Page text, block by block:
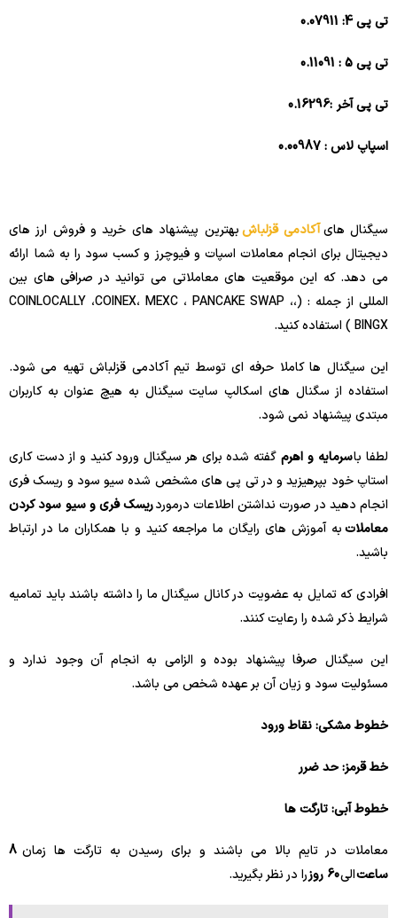
تی پی 4: 0.07911
تی پی 5 : 0.11091
تی پی آخر :0.16296
اسپاپ لاس : 0.00987
سیگنال هایآکادمی قزلباشبهترین پیشنهاد های خرید و فروش ارز های
دیجیتال برای انجام معاملات اسپات و فیوچرز و کسب سود را به شما ارائه
می دهد. که این موقعیت های معاملاتی می توانید در صرافی های بین
المللی از جمله : (،COINLOCALLY ،COINEX، MEXC ، PANCAKE SWAP ،
BINGX ) استفاده کنید.
این سیگنال ها کاملا حرفه ای توسط تیم آکادمی قزلباش تهیه می شود.
استفاده از سگنال های اسکالپ سایت سیگنال به هیچ عنوان به کاربران
مبتدی پیشنهاد نمی شود.
لطفا باسرمایه و اهرمگفته شده برای هر سیگنال ورود کنید و از دست کاری
استاپ خود بپرهیزید و در تی پی های مشخص شده سیو سود و ریسک فری
انجام دهید در صورت نداشتن اطلاعات درموردریسک فری و سیو سود کردن
معاملاتبه آموزش های رایگان ما مراجعه کنید و با همکاران ما در ارتباط
باشید.
افرادی که تمایل به عضویت در کانال سیگنال ما را داشته باشند باید تمامیه
شرایط ذکر شده را رعایت کنند.
این سیگنال صرفا پیشنهاد بوده و الزامی به انجام آن وجود ندارد و
مسئولیت سود و زیان آن بر عهده شخص می باشد.
خطوط مشکی: نقاط ورود
خط قرمز: حد ضرر
خطوط آبی: تارگت ها
معاملات در تایم بالا می باشند و برای رسیدن به تارگت ها زمان 8
ساعتالی60 روز را در نظر بگیرید.